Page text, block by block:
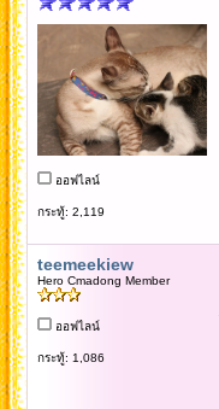
ออฟไลน์
กระทู้: 2,119
teemeekiew
Hero Cmadong Member
ออฟไลน์
กระทู้: 1,086